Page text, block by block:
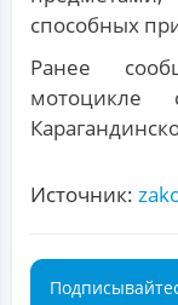
способных
Ранее
мотоцикле
Источник: